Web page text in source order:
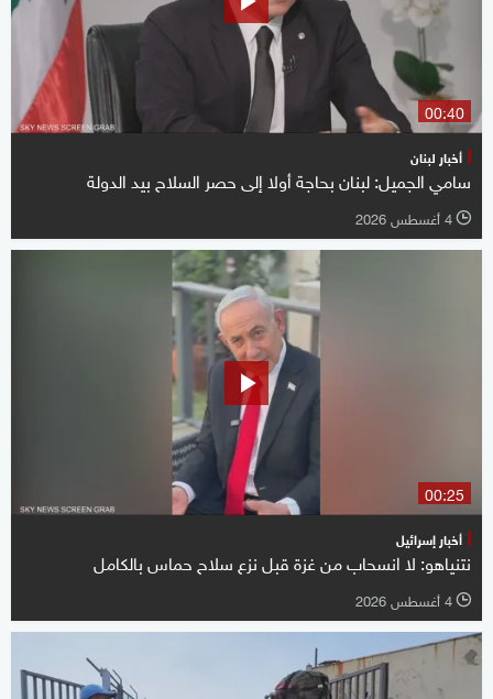
00:40
أخبار لبنان
سامي الجميل: لبنان بحاجة أولا إلى حصر السلاح بيد الدولة
l 4 أغسطس 2026
00:25
أخبار إسرائيل
نتنياهو: لا انسحاب من غزة قبل نزع سلاح حماس بالكامل
l 4 أغسطس 2026